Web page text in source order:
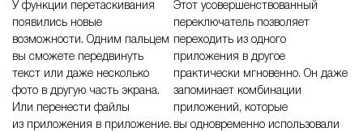
У функции перетаскивания
появились новые
возможности. Одним пальцем
вы сможете передвинуть
текст или даже несколько
фото в другую часть экрана.
Или перенести файлы
из приложения в приложение.
Этот усовершенствованный
переключатель позволяет
переходить из одного
приложения в другое
практически мгновенно. Он даже
запоминает комбинации
приложений, которые
вы одновременно использовали